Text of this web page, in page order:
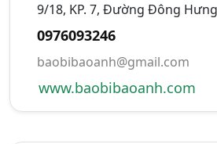
9/18, KP. 7, Đường Đông
0976093246
baobibaoanh@gmail.com
www.baobibaoanh.com